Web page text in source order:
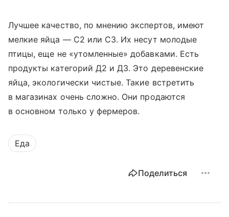
Лучшее качество, по мнению экспертов, имеют
мелкие яйца — С2 или С3. Их несут молодые
птицы, еще не «утомленные» добавками. Есть
продукты категорий Д2 и Д3. Это деревенские
яйца, экологически чистые. Такие встретить
в магазинах очень сложно. Они продаются
в основном только у фермеров.
Еда
Поделиться